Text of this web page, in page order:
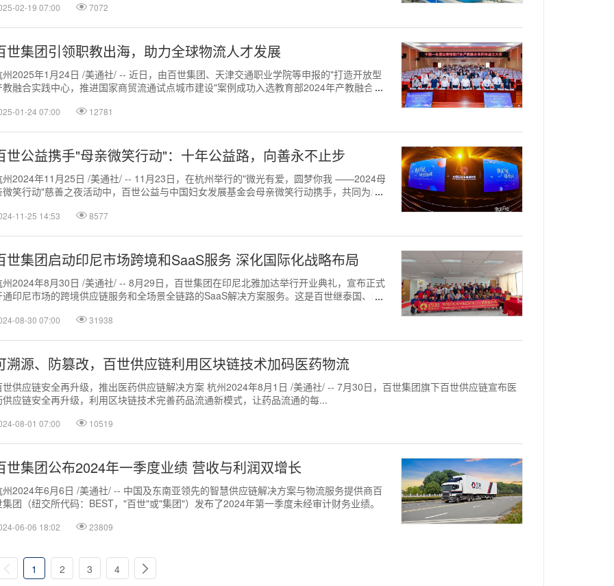
02-19 07:00 7072
世集团引领职教出海，助力全球物流人才发展
州2025年1月24日 /美通社/ -- 近日，由百世集团、天津交通职业学院等申报的"打造开放型
教融合实践中心，推进国家商贸流通试点城市建设"案例成功入选教育部2024年产教融合、
01-24 07:00 12781
世公益携手"母亲微笑行动"：十年公益路，向善永不止步
州2024年11月25日 /美通社/ -- 11月23日，在杭州举行的"微光有爱，圆梦你我 ——2024母
微笑行动"慈善之夜活动中，百世公益与中国妇女发展基金会母亲微笑行动携手，共同为唇
11-25 14:53 8577
世集团启动印尼市场跨境和SaaS服务 深化国际化战略布局
州2024年8月30日 /美通社/ -- 8月29日，百世集团在印尼北雅加达举行开业典礼，宣布正式
通印尼市场的跨境供应链服务和全场景全链路的SaaS解决方案服务。这是百世继泰国、越
08-30 07:00 31938
溯源、防篡改，百世供应链利用区块链技术加码医药物流
世供应链安全再升级，推出医药供应链解决方案 杭州2024年8月1日 /美通社/ -- 7月30日，百世集团旗下百世供应链宣布医
供应链安全再升级，利用区块链技术完善药品流通新模式，让药品流通的每...
08-01 07:00 10519
世集团公布2024年一季度业绩 营收与利润双增长
州2024年6月6日 /美通社/ -- 中国及东南亚领先的智慧供应链解决方案与物流服务提供商百
集团（纽交所代码：BEST，"百世"或"集团"）发布了2024年第一季度未经审计财务业绩。
06-06 18:02 23809
1 2 3 4